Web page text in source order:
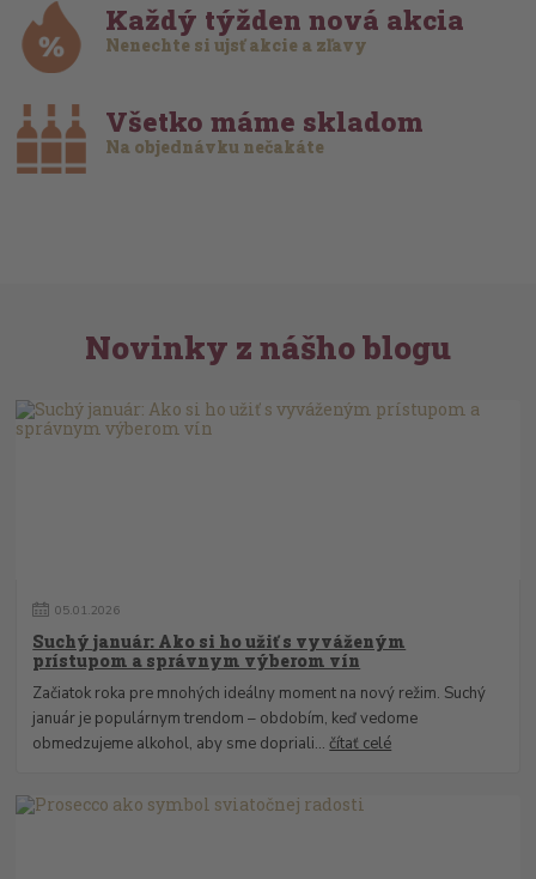
Každý týžden nová akcia
Nenechte si ujsť akcie a zľavy
Všetko máme skladom
Na objednávku nečakáte
Novinky z nášho blogu
05.01.2026
Suchý január: Ako si ho užiť s vyváženým
prístupom a správnym výberom vín
Začiatok roka pre mnohých ideálny moment na nový režim. Suchý
január je populárnym trendom – obdobím, keď vedome
obmedzujeme alkohol, aby sme dopriali...čítať celé